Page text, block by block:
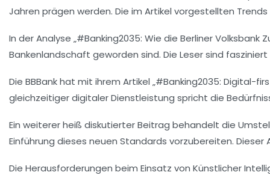
Jahren prägen werden. Die im Artikel vorgestellten
In der Analyse „#Banking2035: Wie die Berliner
Bankenlandschaft geworden sind. Die Leser sind
Die BBBank hat mit ihrem Artikel „#Banking2035: Digital-
gleichzeitiger digitaler Dienstleistung spricht die
Ein weiterer heiß diskutierter Beitrag behandelt die
Einführung dieses neuen Standards vorzubereiten.
Die Herausforderungen beim Einsatz von Künstlicher